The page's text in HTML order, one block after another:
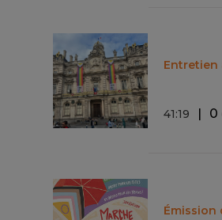
Entretien
41:19 0
Émission